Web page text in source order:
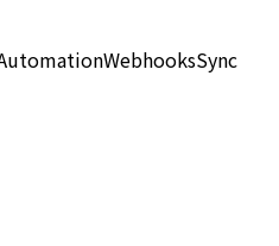
WebhooksSync